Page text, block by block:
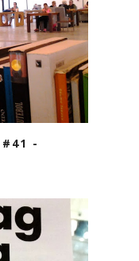
#41 -